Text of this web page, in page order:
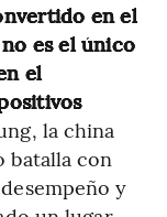
en el
es el único
el
la china
batalla con
y